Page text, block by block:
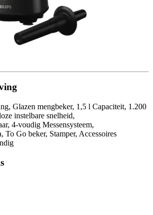
Glazen mengbeker, 1,5 l Capaciteit, 1.200
instelbare snelheid,
4-voudig Messensysteem,
To Go beker, Stamper, Accessoires